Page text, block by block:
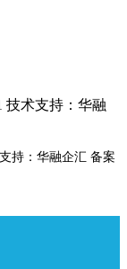
技术支持：华融
持：华融企汇 备案